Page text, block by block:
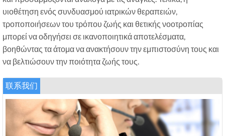
υιοθέτηση ενός συνδυασμού ιατρικών θεραπειών,
τροποποιήσεων του τρόπου ζωής και θετικής νοοτροπίας
μπορεί να οδηγήσει σε ικανοποιητικά αποτελέσματα,
βοηθώντας τα άτομα να ανακτήσουν την εμπιστοσύνη τους και
να βελτιώσουν την ποιότητα ζωής τους.
联系我们